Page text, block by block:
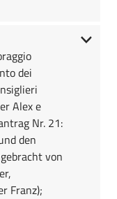
dei
Alex e
Nr. 21:
den
von
Franz);